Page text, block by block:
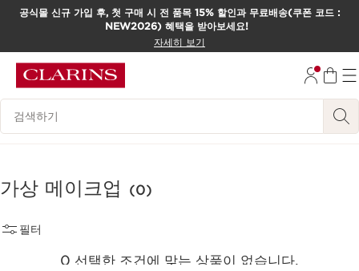
컨텐츠로 이동하기
공식몰 신규 가입 후, 첫 구매 시 전 품목 15% 할인과 무료배송(쿠폰 코드 :
NEW2026) 혜택을 받아보세요!
자세히 보기
범례 검색하기
가상 메이크업 (0)
필터
0 선택한 조건에 맞는 상품이 없습니다.